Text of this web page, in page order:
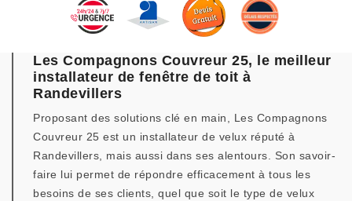
Les Compagnons Couvreur 25, le meilleur
installateur de fenêtre de toit à
Randevillers
Proposant des solutions clé en main, Les Compagnons
Couvreur 25 est un installateur de velux réputé à
Randevillers, mais aussi dans ses alentours. Son savoir-
faire lui permet de répondre efficacement à tous les
besoins de ses clients, quel que soit le type de velux